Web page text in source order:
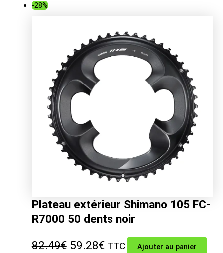
-28%
Plateau extérieur Shimano 105 FC-
R7000 50 dents noir
82.49€ Le
59.28€Le
TTC Ajouter au panier